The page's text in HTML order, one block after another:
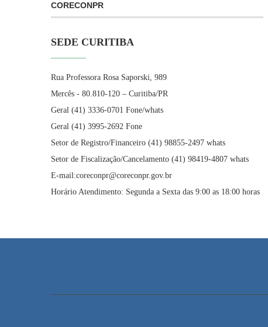
CORECONPR
SEDE CURITIBA
Rua Professora Rosa Saporski, 989
Mercês - 80.810-120 – Curitiba/PR
Geral (41) 3336-0701 Fone/whats
Geral (41) 3995-2692 Fone
Setor de Registro/Financeiro (41) 98855-2497 whats
Setor de Fiscalização/Cancelamento (41) 98419-4807 whats
E-mail:coreconpr@coreconpr.gov.br
Horário Atendimento: Segunda a Sexta das 9:00 as 18:00 horas